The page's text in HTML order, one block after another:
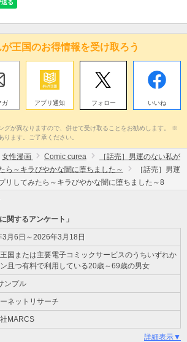
が王国のお得情報を受け取ろう
ガ アプリ通知 フォロー いいね
グが異なりますので、併せて受け取ることをお勧めします。 ※
ます。ご了承ください。
女性漫画 Comic curea
［話売］男運のない私が
ら～キラびやかな闇に堕ちました～
［話売］男運
リしてみたら～キラびやかな闇に堕ちました～8
関するアンケート」
3月6日～2026年3月18日
国または主要電子コミックサービスのうちいずれか
且つ有料で利用している20歳～69歳の男女
ンプル
ネットリサーチ
MARCS
詳細表示▼